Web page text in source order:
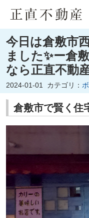
今日は倉敷市
ました✨ー倉
なら正直不動
2024-01-01 カテゴリ：
倉敷市で賢く住